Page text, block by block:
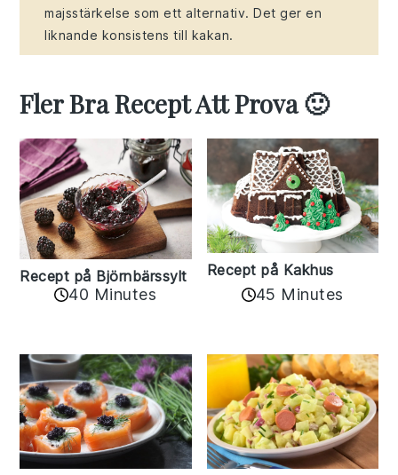
majsstärkelse som ett alternativ. Det ger en
liknande konsistens till kakan.
Fler Bra Recept Att Prova 🙂
Recept på Björnbärssylt
40 Minutes
Recept på Kakhus
45 Minutes